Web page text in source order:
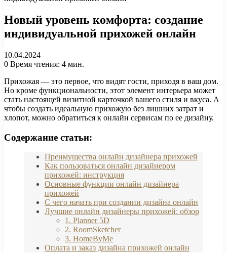
Новый уровень комфорта: создание
индивидуальной прихожей онлайн
10.04.2024
0 Время чтения: 4 мин.
Прихожая — это первое, что видят гости, приходя в ваш дом.
Но кроме функциональности, этот элемент интерьера может
стать настоящей визитной карточкой вашего стиля и вкуса. А
чтобы создать идеальную прихожую без лишних затрат и
хлопот, можно обратиться к онлайн сервисам по ее дизайну.
Содержание статьи:
Преимущества онлайн дизайнера прихожей
Как пользоваться онлайн дизайнером
прихожей: инструкция
Основные функции онлайн дизайнера
прихожей
С чего начать при создании дизайна онлайн
Лучшие онлайн дизайнеры прихожей: обзор
1. Planner 5D
2. RoomSketcher
3. HomeByMe
Оплата и заказ дизайна прихожей онлайн